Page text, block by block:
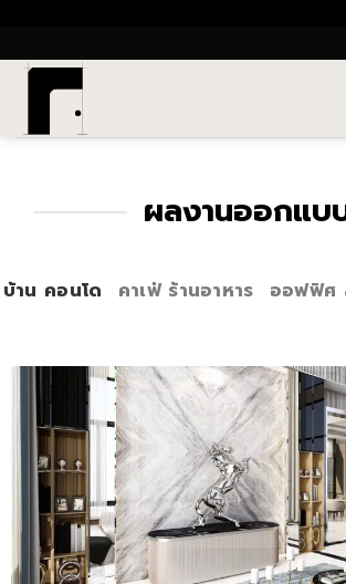
content
ผลงานออกแบ
บ้าน คอนโด คาเฟ่ ร้านอาหาร ออฟฟิศ